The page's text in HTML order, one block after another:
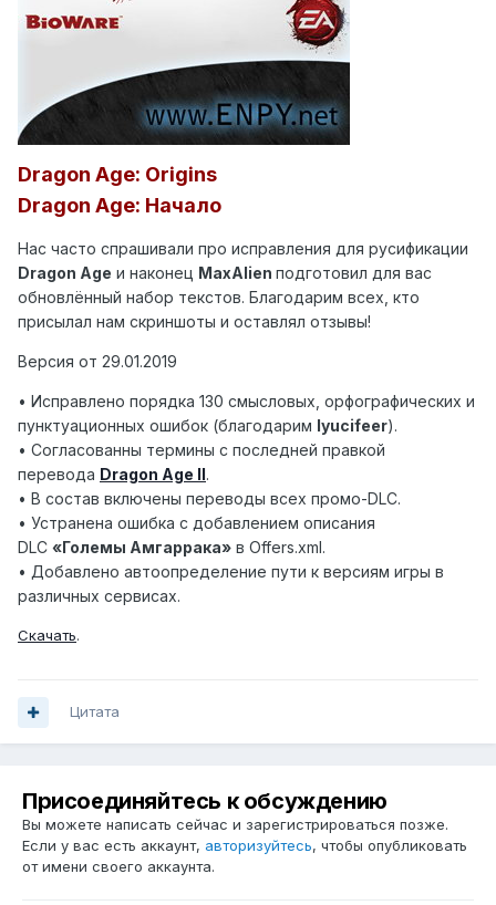
Dragon Age: Origins
Dragon Age: Начало
Нас часто спрашивали про исправления для русификации
Dragon Age и наконец MaxAlien подготовил для вас
обновлённый набор текстов. Благодарим всех, кто
присылал нам скриншоты и оставлял отзывы!
Версия от 29.01.2019
• Исправлено порядка 130 смысловых, орфографических и
пунктуационных ошибок (благодарим lyucifeer).
• Согласованны термины с последней правкой
перевода Dragon Age II.
• В состав включены переводы всех промо-DLC.
• Устранена ошибка с добавлением описания
DLC «Големы Амгаррака» в Offers.xml.
• Добавлено автоопределение пути к версиям игры в
различных сервисах.
Скачать.
Цитата
Присоединяйтесь к обсуждению
Вы можете написать сейчас и зарегистрироваться позже.
Если у вас есть аккаунт, авторизуйтесь, чтобы опубликовать
от имени своего аккаунта.